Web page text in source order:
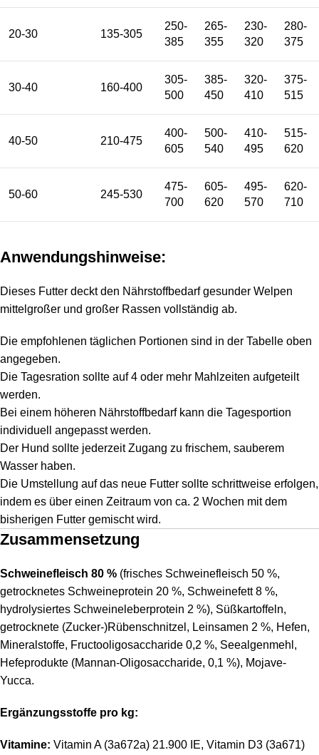
20-30 135-305
250-
385
265-
355
230-
320
280-
375
30-40 160-400
305-
500
385-
450
320-
410
375-
515
40-50 210-475
400-
605
500-
540
410-
495
515-
620
50-60 245-530
475-
700
605-
620
495-
570
620-
710
Anwendungshinweise:
Dieses Futter deckt den Nährstoffbedarf gesunder Welpen
mittelgroßer und großer Rassen vollständig ab.
Die empfohlenen täglichen Portionen sind in der Tabelle oben
angegeben.
Die Tagesration sollte auf 4 oder mehr Mahlzeiten aufgeteilt
werden.
Bei einem höheren Nährstoffbedarf kann die Tagesportion
individuell angepasst werden.
Der Hund sollte jederzeit Zugang zu frischem, sauberem
Wasser haben.
Die Umstellung auf das neue Futter sollte schrittweise erfolgen,
indem es über einen Zeitraum von ca. 2 Wochen mit dem
bisherigen Futter gemischt wird.
Zusammensetzung
Schweinefleisch 80 % (frisches Schweinefleisch 50 %,
getrocknetes Schweineprotein 20 %, Schweinefett 8 %,
hydrolysiertes Schweineleberprotein 2 %), Süßkartoffeln,
getrocknete (Zucker-)Rübenschnitzel, Leinsamen 2 %, Hefen,
Mineralstoffe, Fructooligosaccharide 0,2 %, Seealgenmehl,
Hefeprodukte (Mannan-Oligosaccharide, 0,1 %), Mojave-
Yucca.
Ergänzungsstoffe pro kg:
Vitamine: Vitamin A (3a672a) 21.900 IE, Vitamin D3 (3a671)